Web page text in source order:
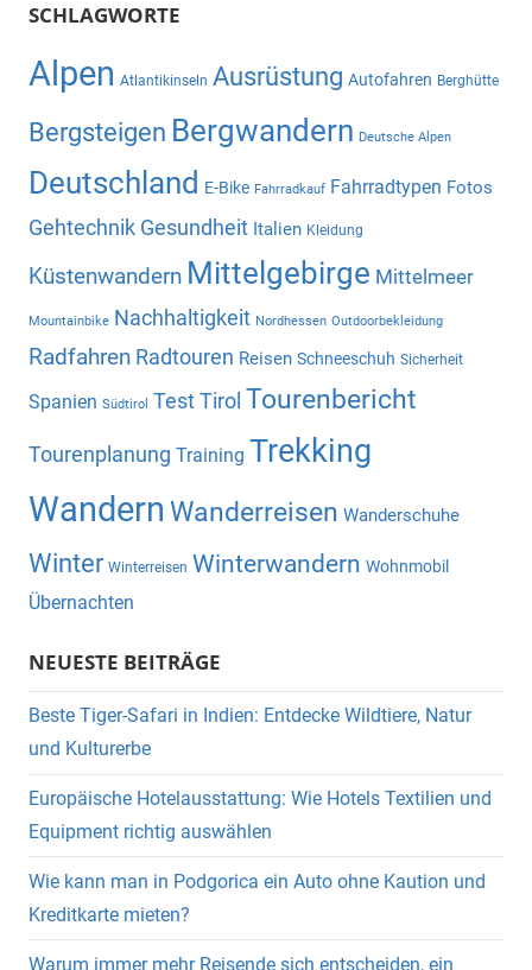
SCHLAGWORTE
Alpen Atlantikinseln Ausrüstung Autofahren Berghütte
Bergsteigen Bergwandern Deutsche Alpen
Deutschland E-Bike Fahrradkauf Fahrradtypen Fotos
Gehtechnik Gesundheit Italien Kleidung
Küstenwandern Mittelgebirge Mittelmeer
Mountainbike Nachhaltigkeit Nordhessen Outdoorbekleidung
Radfahren Radtouren Reisen Schneeschuh Sicherheit
Spanien Südtirol TestTirol Tourenbericht
Tourenplanung Training Trekking
Wandern Wanderreisen Wanderschuhe
Winter Winterreisen Winterwandern Wohnmobil
Übernachten
NEUESTE BEITRÄGE
Beste Tiger-Safari in Indien: Entdecke Wildtiere, Natur
und Kulturerbe
Europäische Hotelausstattung: Wie Hotels Textilien und
Equipment richtig auswählen
Wie kann man in Podgorica ein Auto ohne Kaution und
Kreditkarte mieten?
Warum immer mehr Reisende sich entscheiden, ein